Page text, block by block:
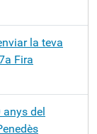
la teva
Fira
del